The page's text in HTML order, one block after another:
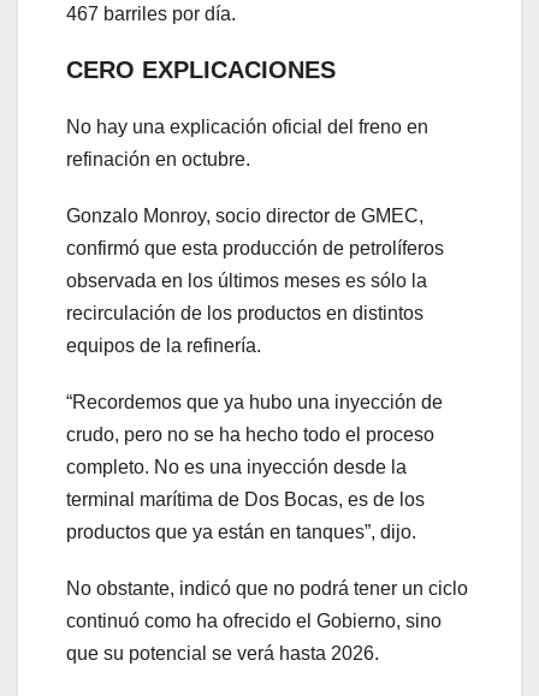
467 barriles por día.
CERO EXPLICACIONES
No hay una explicación oficial del freno en
refinación en octubre.
Gonzalo Monroy, socio director de GMEC,
confirmó que esta producción de petrolíferos
observada en los últimos meses es sólo la
recirculación de los productos en distintos
equipos de la refinería.
“Recordemos que ya hubo una inyección de
crudo, pero no se ha hecho todo el proceso
completo. No es una inyección desde la
terminal marítima de Dos Bocas, es de los
productos que ya están en tanques”, dijo.
No obstante, indicó que no podrá tener un ciclo
continuó como ha ofrecido el Gobierno, sino
que su potencial se verá hasta 2026.